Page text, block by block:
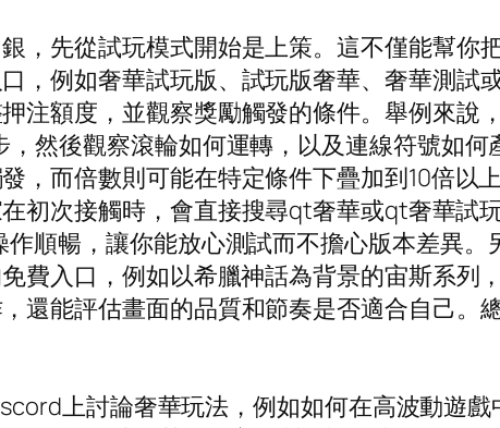
，先從試玩模式開始是上策。這不僅能幫你
，例如奢華試玩版、試玩版奢華、奢華測試
注額度，並觀察獎勵觸發的條件。舉例來說
然後觀察滾輪如何運轉，以及連線符號如何
，而倍數則可能在特定條件下疊加到10倍以
初次接觸時，會直接搜尋qt奢華或qt奢華試
順暢，讓你能放心測試而不擔心版本差異。
費入口，例如以希臘神話為背景的宙斯系列
還能評估畫面的品質和節奏是否適合自己。
上討論奢華玩法，例如如何在高波動遊